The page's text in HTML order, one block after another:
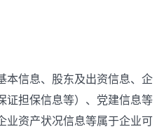
本信息、股东及出资信息、企
证担保信息等）、党建信息等
业资产状况信息等属于企业可